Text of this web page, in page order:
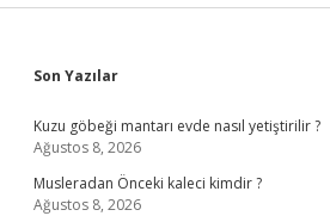
Sidebar
Son Yazılar
Kuzu göbeği mantarı evde nasıl yetiştirilir ?
Ağustos 8, 2026
Musleradan Önceki kaleci kimdir ?
Ağustos 8, 2026